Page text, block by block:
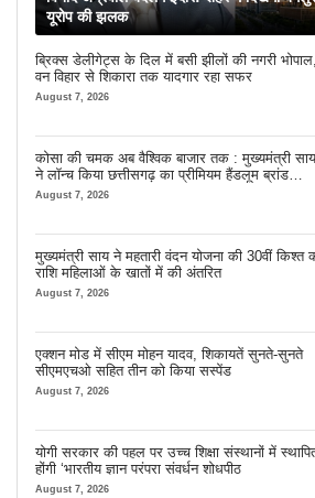
यूरोप की झलक
ब्रिक्स डेलीगेट्स के दिल में बसी झीलों की नगरी भोपाल,
वन विहार से शिकारा तक यादगार रहा सफर
August 7, 2026
कोसा की चमक अब वैश्विक बाजार तक : मुख्यमंत्री साय
ने लॉन्च किया छत्तीसगढ़ का प्रीमियम हैंडलूम ब्रांड
‘कोशल फैब’
August 7, 2026
मुख्यमंत्री साय ने महतारी वंदन योजना की 30वीं किश्त
राशि महिलाओं के खातों में की अंतरित
August 7, 2026
एक्शन मोड में सीएम मोहन यादव, शिकायतें सुनते-सुनते
सीएमएचओ सहित तीन को किया सस्पेंड
August 7, 2026
योगी सरकार की पहल पर उच्च शिक्षा संस्थानों में
होंगी ‘भारतीय ज्ञान परंपरा संवर्धन शोधपीठ
August 7, 2026